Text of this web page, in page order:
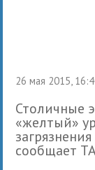
26 мая 2015,
Столичные
«желтый»
сообщает